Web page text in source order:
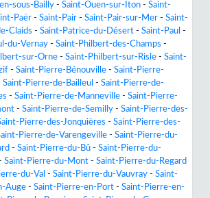
sous-Bailly - Saint-Ouen-sur-Iton - Saint-
Paër - Saint-Pair - Saint-Pair-sur-Mer - Saint-
Claids - Saint-Patrice-du-Désert - Saint-Paul -
du-Vernay - Saint-Philbert-des-Champs -
sur-Orne - Saint-Philbert-sur-Risle - Saint-
- Saint-Pierre-Bénouville - Saint-Pierre-
Saint-Pierre-de-Bailleul - Saint-Pierre-de-
- Saint-Pierre-de-Manneville - Saint-Pierre-
- Saint-Pierre-de-Semilly - Saint-Pierre-des-
Pierre-des-Jonquières - Saint-Pierre-des-
Pierre-de-Varengeville - Saint-Pierre-du-
- Saint-Pierre-du-Bû - Saint-Pierre-du-
Saint-Pierre-du-Mont - Saint-Pierre-du-Regard
du-Val - Saint-Pierre-du-Vauvray - Saint-
Auge - Saint-Pierre-en-Port - Saint-Pierre-en-